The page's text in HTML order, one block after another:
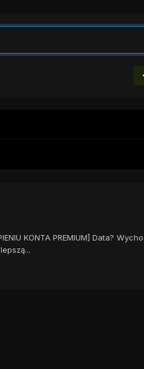
KONTA PREMIUM] Data?